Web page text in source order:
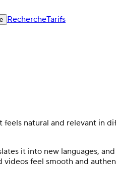
RechercheTarifs
natural and relevant in
it into new languages,
feel smooth and